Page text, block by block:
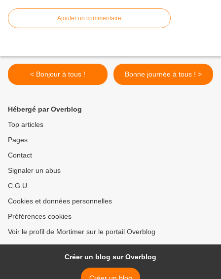
Ajouter un commentaire
< Bonjour à tous ! Bonne journée à tous ! >
Hébergé par Overblog
Top articles
Pages
Contact
Signaler un abus
C.G.U.
Cookies et données personnelles
Préférences cookies
Voir le profil de Mortimer sur le portail Overblog
Créer un blog sur Overblog